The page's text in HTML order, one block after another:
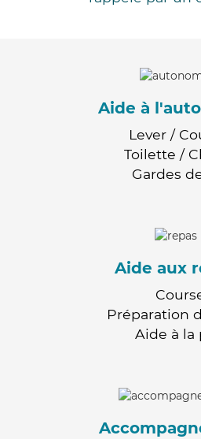
Aide à
Lever /
Toilette /
Gardes
Aide aux
Préparation
Aide à la